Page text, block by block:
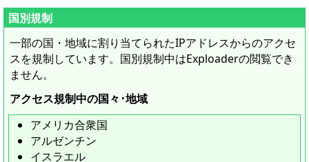
国別規制
一部の国・地域に割り当てられたIPアドレスからのアクセ
スを規制しています。国別規制中はExploaderの閲覧でき
ません。
アクセス規制中の国々･地域
アメリカ合衆国
アルゼンチン
イスラエル